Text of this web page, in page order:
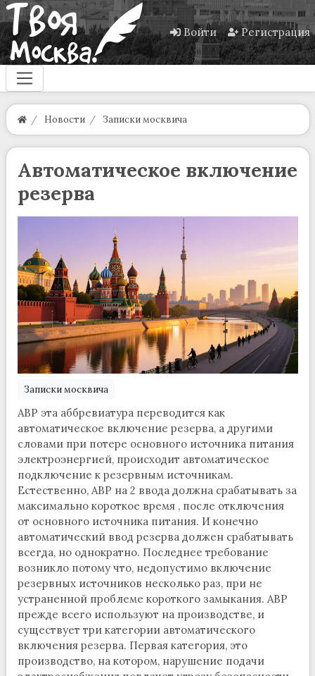
Войти Регистрация
Новости Записки москвича
Автоматическое включение
резерва
Записки москвича
АВР эта аббревиатура переводится как
автоматическое включение резерва, а другими
словами при потере основного источника питания
электроэнергией, происходит автоматическое
подключение к резервным источникам.
Естественно, АВР на 2 ввода должна срабатывать за
максимально короткое время , после отключения
от основного источника питания. И конечно
автоматический ввод резерва должен срабатывать
всегда, но однократно. Последнее требование
возникло потому что, недопустимо включение
резервных источников несколько раз, при не
устраненной проблеме короткого замыкания. АВР
прежде всего используют на производстве, и
существует три категории автоматического
включения резерва. Первая категория, это
производство, на котором, нарушение подачи